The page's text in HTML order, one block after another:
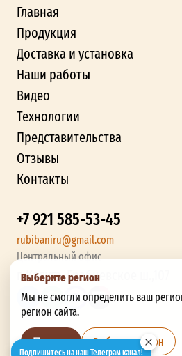
Выберите регион
Мы не смогли определить ваш
регион сайта.
Позже Выбрать регион
Главная
Продукция
Доставка и установка
Наши работы
Видео
Технологии
Представительства
Отзывы
Контакты
+7 921 585-53-45
rubibaniru@gmail.com
Центральный офис
г. Калуга, Грабцевское ш.,107
Подпишитесь на наш Телеграм канал!